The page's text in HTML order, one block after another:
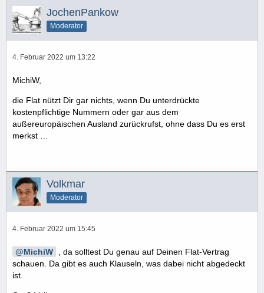
JochenPankow
Moderator
4. Februar 2022 um 13:22
MichiW,
die Flat nützt Dir gar nichts, wenn Du unterdrückte
kostenpflichtige Nummern oder gar aus dem
außereuropäischen Ausland zurückrufst, ohne dass Du es erst
merkst …
Volkmar
Moderator
4. Februar 2022 um 15:45
MichiW
, da solltest Du genau auf Deinen Flat-Vertrag
schauen. Da gibt es auch Klauseln, was dabei nicht abgedeckt
ist.